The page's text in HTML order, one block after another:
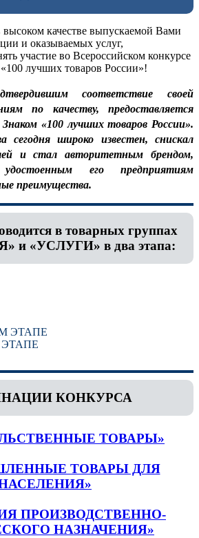
качестве выпускаемой Вами
и оказываемых услуг,
участие во Всероссийском конкурсе
лучших товаров России»!
соответствие своей
по качеству, предоставляется
«100 лучших товаров России».
сегодня широко известен, снискал
и стал авторитетным брендом,
удостоенным его предприятиям
преимущества.
в товарных группах
и «УСЛУГИ» в два этапа:
ЭТАПЕ
КОНКУРСА
ТОВАРЫ»
ТОВАРЫ ДЛЯ
ПРОИЗВОДСТВЕННО-
НАЗНАЧЕНИЯ»